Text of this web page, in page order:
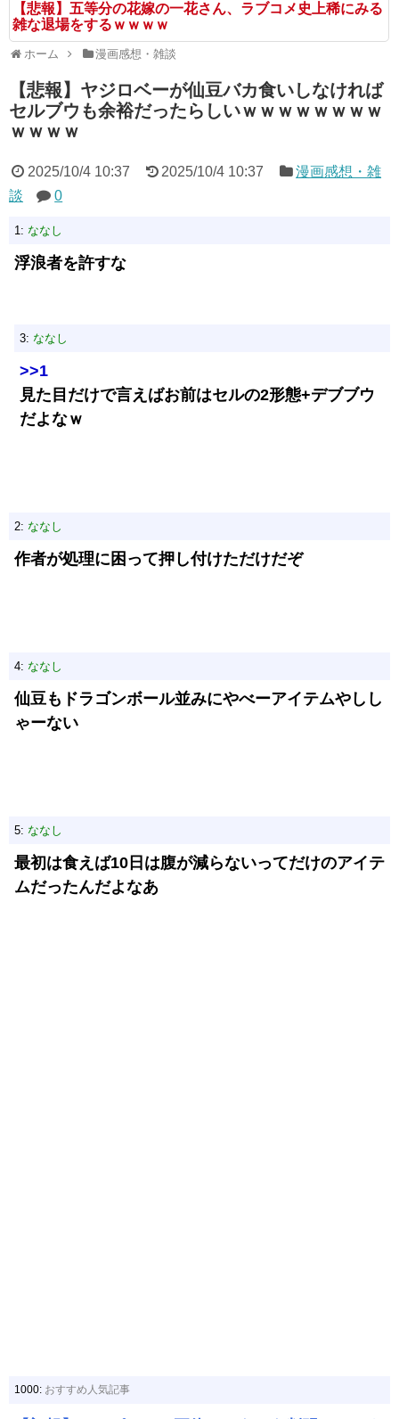
【悲報】五等分の花嫁の一花さん、ラブコメ史上稀にみる
雑な退場をするｗｗｗｗ
ホーム 漫画感想・雑談
【悲報】ヤジロベーが仙豆バカ食いしなければ
セルブウも余裕だったらしいｗｗｗｗｗｗｗｗ
ｗｗｗｗ
2025/10/4 10:37 2025/10/4 10:37
漫画感想・雑
談
0
1: ななし
浮浪者を許すな
3: ななし
>>1
見た目だけで言えばお前はセルの2形態+デブブウ
だよなｗ
2: ななし
作者が処理に困って押し付けただけだぞ
4: ななし
仙豆もドラゴンボール並みにやべーアイテムやしし
ゃーない
5: ななし
最初は食えば10日は腹が減らないってだけのアイテ
ムだったんだよなあ
1000: おすすめ人気記事